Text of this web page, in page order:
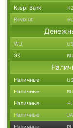
Kaspi Bank
Revolut
WU
ЗК
Наличные
Наличные
Наличные
Наличные
Наличные